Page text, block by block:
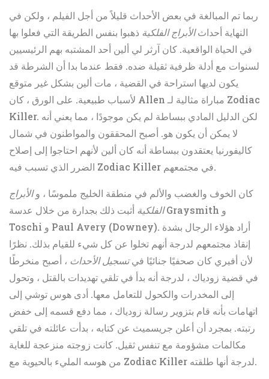
ربما تم المبالغة في بعض الأحداث قليلاً من أجل الفيلم ، ولكن في
النهاية أحداثالأبراج الفلكية ذهبوا بنفس الطريقة التي فعلوا بها
في الحياة الواقعية. كان آرثر لي ألين أحد المشتبه بهم الرئيسيين
لسنوات مع أدلة ظرفية ثقيلة ضده. فقط عندما بدا أن الشرطة قد
يكون لديها استراحة في القضية ، مات ألين بشكل غير متوقع
لأسباب طبيعية. على الورق ، كان Allen مباراة مثالية لـ Zodiac
Killer. لكن الدليل المادي ببساطة لم يكن موجودًا ، مما يعني أنه
لا يمكن أن يكون هو. أصبح المحققون والمواطنون في شمال
كاليفورنيا يعتقدون ببساطة أنه كان ألين لأنهم احتاجوا إلى إصلاح
الضرر الذي تسبب فيه Zodiac Killer في مجتمعهم.
كان الخوف والغضب والألم في منطقة الخليج ملموسًا ، والأبراج
الفلكية أثبت ذلك بجدارة من خلال عدسة Graysmith و
Toschi و Paul Avery (Downey). أراد هؤلاء الرجال بشدة
إنقاذ مجتمعهم لدرجة أنهم تخلوا عن كل شيء للقيام بذلك. نظرًا
لأن أفيري كان صحفيًا جنائيًا فيتسجيل الأحداث ، أصبح منخرطًا
في قضية زودياك ، لدرجة أنه بدأ في تلقي تهديدات بالقتل ، وتحول
إلى المخدرات والكحول للتعامل معها. أدى هوس توشي إلى
اتهامات بأنه قام بتزوير رسالة زودياك ، مما دفع قسمه إلى خفض
رتبته. بمجرد أن أعلن جريسميث عن كتابه ، بدأت عائلته في تلقي
مكالمات مشؤومة مع تنفس ثقيل. كانت زوجته منزعجة للغاية
من هوسه المليء بالحيوية مع Zodiac Killer لدرجة أنها طلقته.